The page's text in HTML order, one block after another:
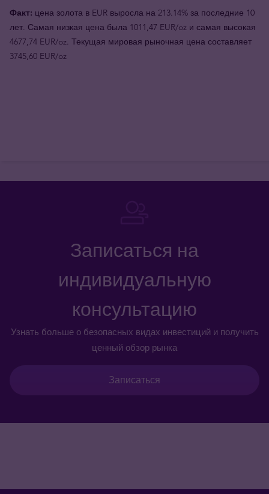
Факт: цена золота в EUR выросла на 213.14% за последние 10
лет. Самая низкая цена была 1011,47 EUR/oz и самая высокая
4677,74 EUR/oz. Текущая мировая рыночная цена составляет
3745,60 EUR/oz
Записаться на
индивидуальную
консультацию
Узнать больше о безопасных видах инвестиций и получить
ценный обзор рынка
Записаться